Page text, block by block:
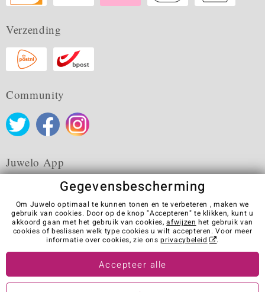
Verzending
Community
Juwelo App
Algemene verkoopvoorwaarden Privacybeleid
Cookies
Colofon
Contact
Contract herroepen
Visit our stores in other countries:
Gegevensbescherming
Om Juwelo optimaal te kunnen tonen en te verbeteren , maken we
gebruik van cookies. Door op de knop "Accepteren" te klikken, kunt u
akkoord gaan met het gebruik van cookies,afwijzen het gebruik van
cookies of beslissen welk type cookies u wilt accepteren. Voor meer
informatie over cookies, zie onsprivacybeleid .
Accepteer alle